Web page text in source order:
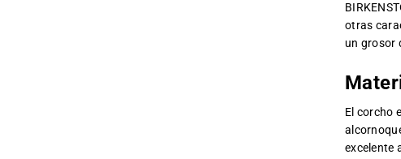
otras
un grosor
El corcho
excelente